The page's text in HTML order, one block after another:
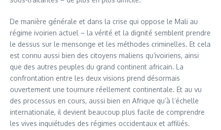
De manière générale et dans la crise qui oppose le Mali au
régime ivoirien actuel – la vérité et la dignité semblent prendre
le dessus sur le mensonge et les méthodes criminelles. Et cela
est connu aussi bien des citoyens maliens qu’ivoiriens, ainsi
que des autres peuples du grand continent africain. La
confrontation entre les deux visions prend désormais
ouvertement une tournure réellement continentale. Et au vu
des processus en cours, aussi bien en Afrique qu’à l’échelle
internationale, il devient beaucoup plus facile de comprendre
les vives inquiétudes des régimes occidentaux et affiliés.